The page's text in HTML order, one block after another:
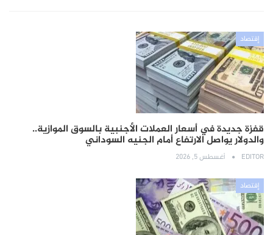
إقتصاد
قفزة جديدة في أسعار العملات الأجنبية بالسوق الموازية..
والدولار يواصل الارتفاع أمام الجنيه السوداني
EDITOR أغسطس 5, 2026
إقتصاد